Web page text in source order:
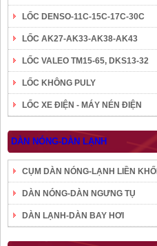
LỐC DENSO-11C-15C-17C-30C
LỐC AK27-AK33-AK38-AK43
LỐC VALEO TM15-65, DKS13-32
LỐC KHÔNG PULY
LỐC XE ĐIỆN - MÁY NÉN ĐIỆN
DÀN NÓNG-DÀN LẠNH
CỤM DÀN NÓNG-LẠNH LIỀN KHỐI
DÀN NÓNG-DÀN NGƯNG TỤ
DÀN LẠNH-DÀN BAY HƠI